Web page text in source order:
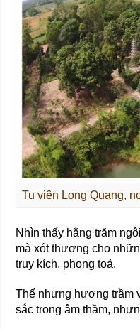
Tu viện Long Quang,
Nhìn thấy hằng trăm
mà xót thương cho
truy kích, phong toả.
Thế nhưng hương trầm
sắc trong âm thầm,